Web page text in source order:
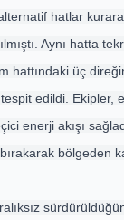
hatlar
Aynı hatta
üç
edildi. Ekipler,
enerji akışı
bölgeden